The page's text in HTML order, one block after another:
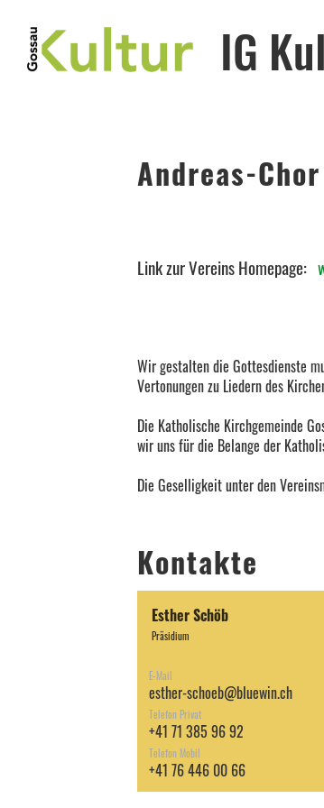
IG
Andreas-
Link zur Vereins Homepage:
Wir gestalten die Gottesdienste
Vertonungen zu Liedern des
Die Katholische Kirchgemeinde
wir uns für die Belange der
Die Geselligkeit unter den
Kontakte
Esther Schöb
Präsidium
E-Mail
esther-schoeb@bluewin.ch
Telefon Privat
+41 71 385 96 92
Telefon Mobil
+41 76 446 00 66